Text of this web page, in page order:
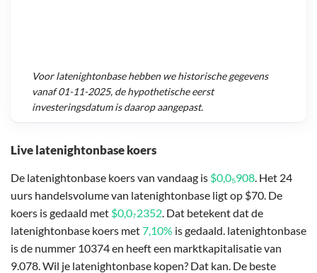
Live latenightonbase koers
De latenightonbase koers van vandaag is $0,0₅908. Het 24
uurs handelsvolume van latenightonbase ligt op $70. De
koers is gedaald met $0,0₇2352. Dat betekent dat de
latenightonbase koers met7,10% is gedaald. latenightonbase
is de nummer 10374 en heeft een marktkapitalisatie van
9.078. Wil je latenightonbase kopen? Dat kan. De beste
Voorlatenightonbasehebben we historische gegevens
vanaf01-11-2025, de hypothetische eerst
investeringsdatum is daarop aangepast.